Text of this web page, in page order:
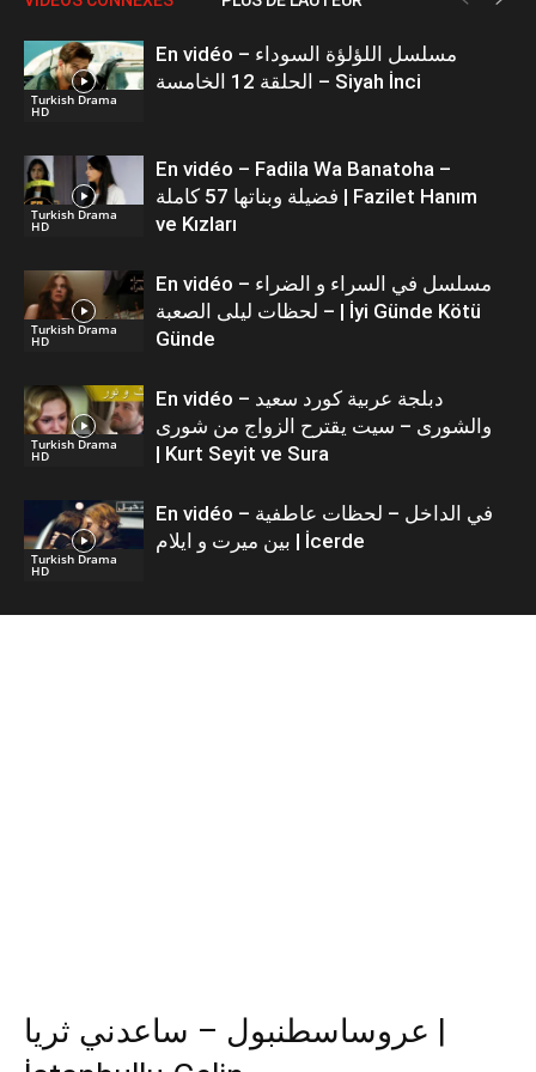
Turkish Drama
HD
En vidéo – مسلسل اللؤلؤة السوداء
الحلقة 12 الخامسة – Siyah İnci
Turkish Drama
HD
En vidéo – Fadila Wa Banatoha –
فضيلة وبناتها 57 كاملة | Fazilet Hanım
ve Kızları
Turkish Drama
HD
En vidéo – مسلسل في السراء و الضراء
– لحظات ليلى الصعبة | İyi Günde Kötü
Günde
Turkish Drama
HD
En vidéo – دبلجة عربية كورد سعيد
والشورى – سيت يقترح الزواج من شورى
| Kurt Seyit ve Sura
Turkish Drama
HD
En vidéo – في الداخل – لحظات عاطفية
بين ميرت و ايلام | İcerde
عروساسطنبول – ساعدني ثريا |